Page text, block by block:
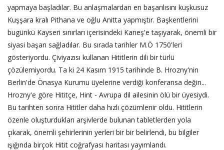
yapmaya başladılar. Bu anlaşmalardan en başarılısını kuşkusuz
Kuşşara kralı Pithana ve oğlu Anitta yapmıştır. Başkentlerini
bugünkü Kayseri sınırları içerisindeki Kaneş'e taşıyarak, önemli bir
siyasi başarı sağladılar. Bu sırada tarihler M.Ö 1750'leri
gösteriyordu. Çiviyazısı kullanan Hititlerin dili bir türlü
çözülemiyordu. Ta ki 24 Kasım 1915 tarihinde B. Hrozny'nin
Berlin'de Önasya Kurumu üyelerine verdiği konferansa değin...
Hrozny'e göre Hititçe, Hint - Avrupa dil ailesinin ölü bir üyesiydi.
Bu tarihten sonra Hititler daha hızlı çözümlenir oldu. Hititlerin
özenle oluşturdukları arşivlerde bulunan tabletlerden yola
çıkarak, önemli şehirlerinin yerleri bir bir belirlendi, bu bilgiler
ışığında birçok Hitit coğrafyası haritası yayımlandı.